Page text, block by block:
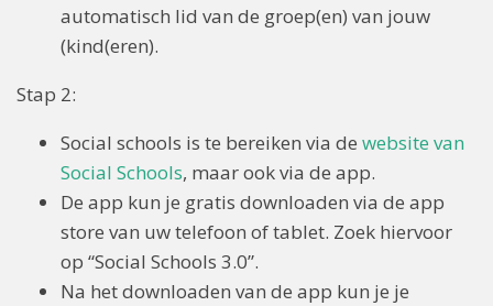
automatisch lid van de groep(en) van jouw
(kind(eren).
Stap 2:
Social schools is te bereiken via de website van
Social Schools, maar ook via de app.
De app kun je gratis downloaden via de app
store van uw telefoon of tablet. Zoek hiervoor
op “Social Schools 3.0”.
Na het downloaden van de app kun je je